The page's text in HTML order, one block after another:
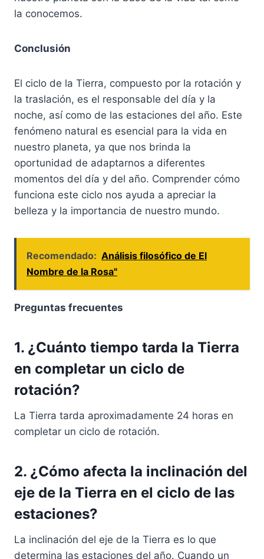
la conocemos.
Conclusión
El ciclo de la Tierra, compuesto por la rotación y
la traslación, es el responsable del día y la
noche, así como de las estaciones del año. Este
fenómeno natural es esencial para la vida en
nuestro planeta, ya que nos brinda la
oportunidad de adaptarnos a diferentes
momentos del día y del año. Comprender cómo
funciona este ciclo nos ayuda a apreciar la
belleza y la importancia de nuestro mundo.
Recomendado: Análisis filosófico de El
Nombre de la Rosa"
Preguntas frecuentes
1. ¿Cuánto tiempo tarda la Tierra
en completar un ciclo de
rotación?
La Tierra tarda aproximadamente 24 horas en
completar un ciclo de rotación.
2. ¿Cómo afecta la inclinación del
eje de la Tierra en el ciclo de las
estaciones?
La inclinación del eje de la Tierra es lo que
determina las estaciones del año. Cuando un